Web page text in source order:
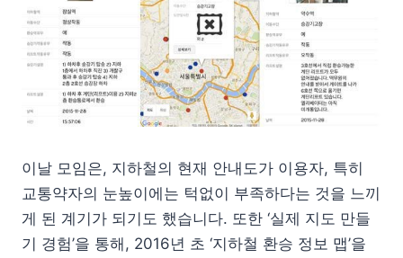
이날 모임은, 지하철의 현재 안내도가 이용자, 특히
교통약자의 눈높이에는 턱없이 부족하다는 것을 느끼
게 된 계기가 되기도 했습니다. 또한 ‘실제 지도 만들
기 경험’을 통해, 2016년 초 ‘지하철 환승 정보 맵’을